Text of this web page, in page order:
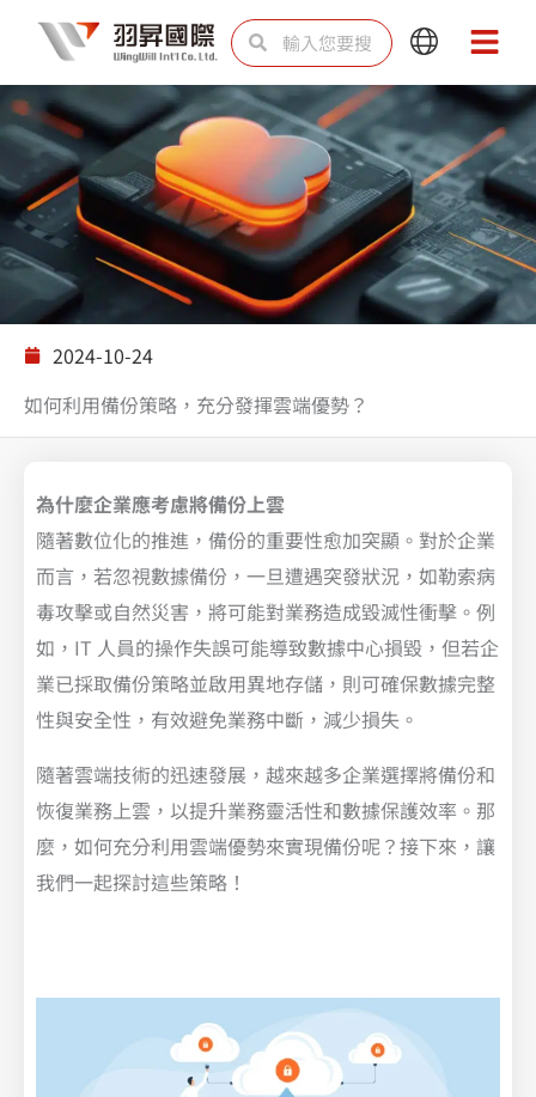
主
要
內
搜
尋 尋
Main
Menu
Main
Menu
解決方案
2024-10-24
如何利用備份策略，充分發揮雲端優勢？
為什麼企業應考慮將備份上雲
隨著數位化的推進，備份的重要性愈加突顯。對於企業
而言，若忽視數據備份，一旦遭遇突發狀況，如勒索病
毒攻擊或自然災害，將可能對業務造成毀滅性衝擊。例
如，IT 人員的操作失誤可能導致數據中心損毀，但若企
業已採取備份策略並啟用異地存儲，則可確保數據完整
性與安全性，有效避免業務中斷，減少損失。
隨著雲端技術的迅速發展，越來越多企業選擇將備份和
恢復業務上雲，以提升業務靈活性和數據保護效率。那
麼，如何充分利用雲端優勢來實現備份呢？接下來，讓
我們一起探討這些策略！